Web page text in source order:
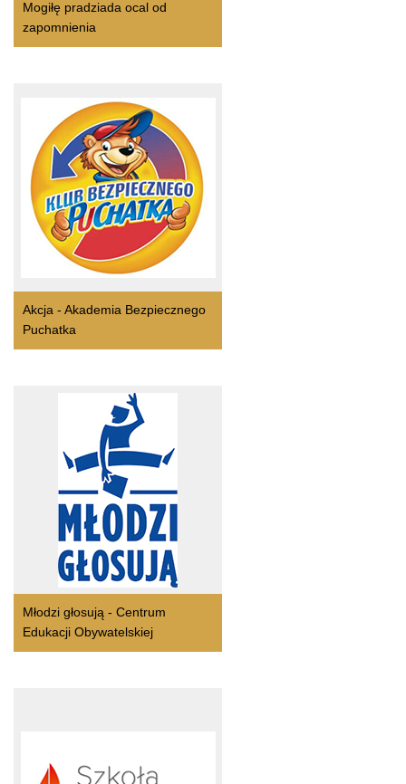
Mogiłę pradziada ocal od
zapomnienia
Akcja - Akademia Bezpiecznego
Puchatka
Młodzi głosują - Centrum
Edukacji Obywatelskiej